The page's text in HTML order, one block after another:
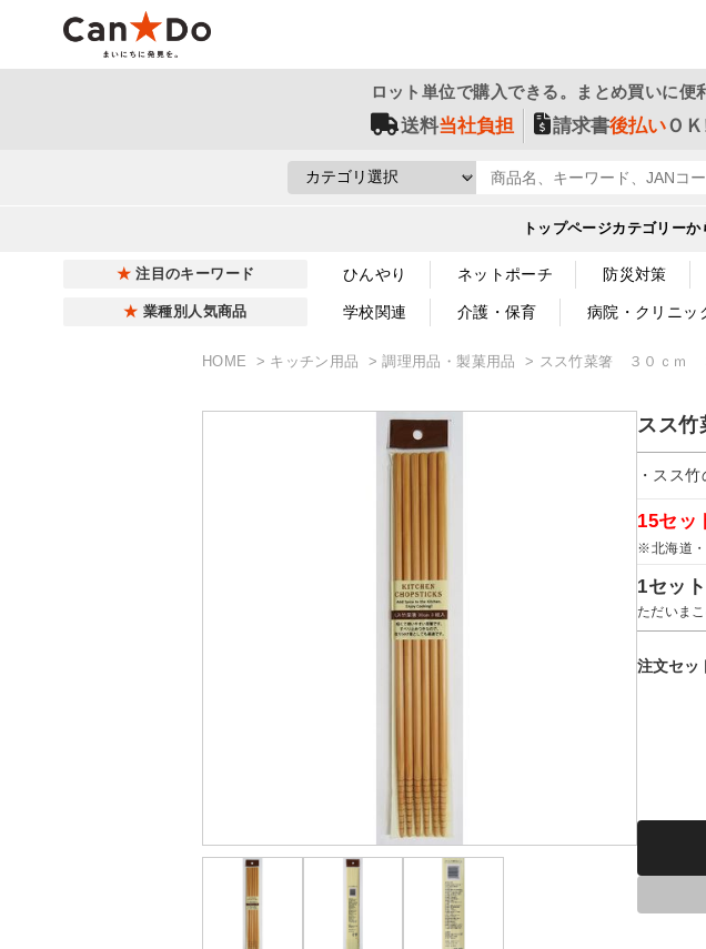
ロット単位で購入できる。まとめ買いに便
送料当社負担 請求書後払いＯ
トップページカテゴリーか
注目のキーワード ひんやり ネットポーチ 防災対策
業種別人気商品 学校関連 介護・保育 病院・クリニッ
HOME キッチン用品 調理用品・製菓用品 スス竹菜箸 ３０ｃｍ
スス
・スス
15セッ
※北海道・
1セッ
ただいま
注文セッ